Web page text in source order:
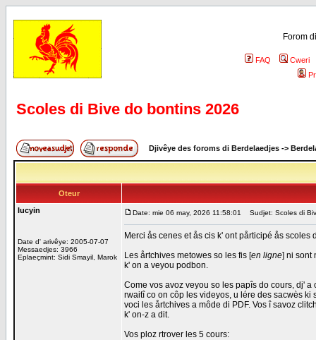
Forom
FAQ
Cweri
Scoles di Bive do bontins 2026
Djivêye des foroms di Berdelaedjes ->
Oteur
lucyin
Date d' arivêye: 2005-07-07
Messaedjes: 3966
Eplaeçmint: Sidi Smayil, Marok
Date: mie 06 may, 2026 11:58:01 Sudjet: Scoles di
Merci ås cenes et ås cis k' ont pårticipé ås
Les årtchives metowes so les fis [en ligne] ni sont
k' on a veyou podbon.
Come vos avoz veyou so les papîs do cours, dj' a
rwaitî co on côp les videyos, u lére des sacwès
voci les årtchives a môde di PDF. Vos î savoz
k' on-z a dit.
Vos ploz rtrover les 5 cours: